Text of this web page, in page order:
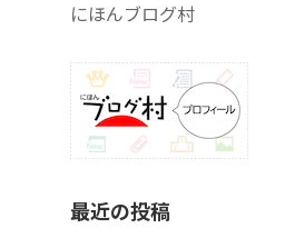
にほんブログ村
最近の投稿